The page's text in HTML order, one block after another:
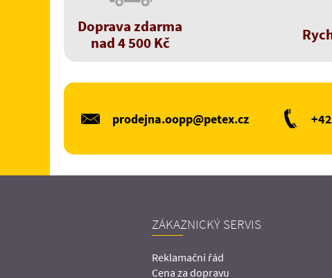
Doprava zdarma
nad 4 500 Kč
prodejna.oopp@petex.cz
ZÁKAZNICKÝ SERVIS
Reklamační řád
Cena za dopravu